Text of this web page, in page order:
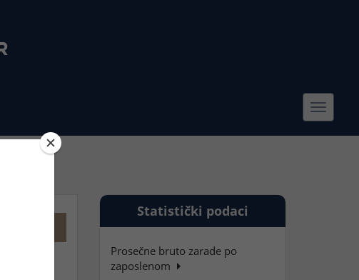
Toggle
Statistički podaci
Prosečne bruto zarade po
zaposlenom